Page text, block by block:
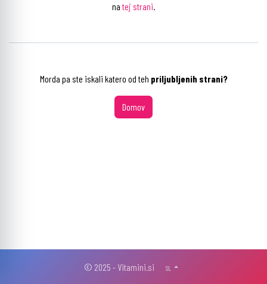
na tej strani.
Morda pa ste iskali katero od teh priljubljenih strani?
Domov
© 2025 - Vitamini.si SL